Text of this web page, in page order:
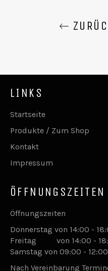
LINKS
Startseite
Produkte / Zum Shop
Kontakt
Impressum
ÖFFNUNGSZEITEN
Öffnungszeiten
Donnerstag von 14:00 -
Freitag von 14:00 -
Samstag von 09:00 - 12:00
Nach Vereinbarung